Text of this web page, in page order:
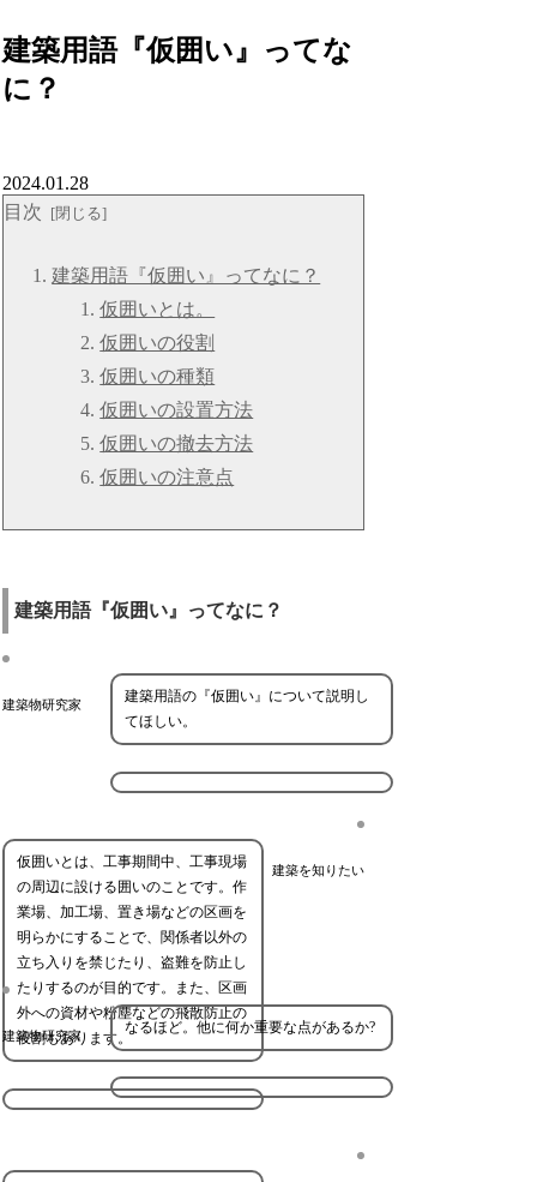
建築用語『仮囲い』ってな
に？
2024.01.28
目次
建築用語『仮囲い』ってなに？
仮囲いとは。
仮囲いの役割
仮囲いの種類
仮囲いの設置方法
仮囲いの撤去方法
仮囲いの注意点
建築用語『仮囲い』ってなに？
建築物研究家
建築用語の『仮囲い』について説明し
てほしい。
建築を知りたい
仮囲いとは、工事期間中、工事現場
の周辺に設ける囲いのことです。作
業場、加工場、置き場などの区画を
明らかにすることで、関係者以外の
立ち入りを禁じたり、盗難を防止し
たりするのが目的です。また、区画
外への資材や粉塵などの飛散防止の
役割もあります。
建築物研究家 なるほど。他に何か重要な点があるか?